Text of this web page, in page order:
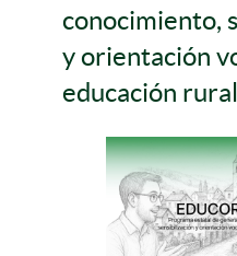
conocimiento,
y orientación
educación rural